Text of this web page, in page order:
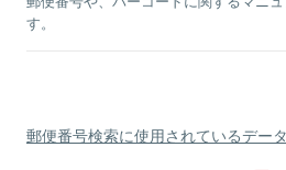
す。
郵便番号検索に使用されているデー